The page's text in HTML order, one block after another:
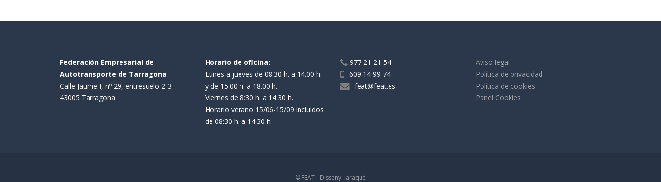
Federación Empresarial de
Autotransporte de Tarragona
Calle Jaume I, nº 29, entresuelo 2-3
43005 Tarragona
Horario de oficina:
Lunes a jueves de 08.30 h. a 14.00 h.
y de 15.00 h. a 18.00 h.
Viernes de 8:30 h. a 14:30 h.
Horario verano 15/06-15/09 incluidos
de 08:30 h. a 14:30 h.
977 21 21 54
609 14 99 74
feat@feat.es
Aviso legal
Política de privacidad
Política de cookies
Panel Cookies
© FEAT - Disseny: iaraquè